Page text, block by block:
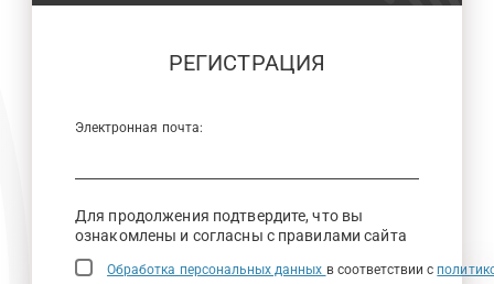
РЕГИСТРАЦИЯ
Электронная почта:
Для продолжения подтвердите, что вы
ознакомлены и согласны с правилами сайта
Обработка персональных данных в соответствии с